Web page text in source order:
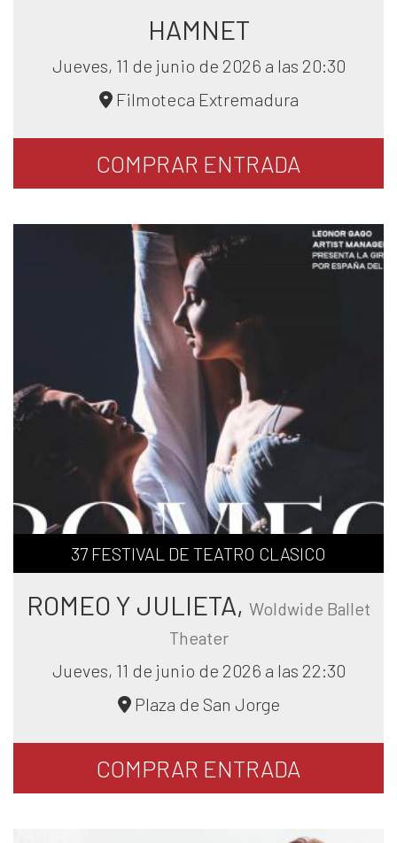
HAMNET
Jueves, 11 de junio de 2026 a las 20:30
Filmoteca Extremadura
COMPRAR ENTRADA
37 FESTIVAL DE TEATRO CLASICO
ROMEO Y JULIETA, Woldwide Ballet
Theater
Jueves, 11 de junio de 2026 a las 22:30
Plaza de San Jorge
COMPRAR ENTRADA